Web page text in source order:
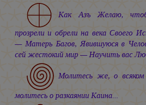
Как Азъ Желаю,
прозрели и обрели на века Своего
— Матерь Багов, Явившуюся в
сей жестокий мир — Научить вас
Молитесь же, о всяком
молитесь о разкаянии Каина...